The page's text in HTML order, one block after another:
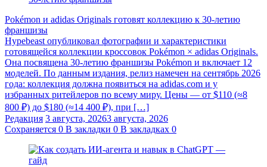
Pokémon и adidas Originals готовят коллекцию к 30-летию
франшизы
Hypebeast опубликовал фотографии и характеристики
готовящейся коллекции кроссовок Pokémon × adidas Originals.
Она посвящена 30-летию франшизы Pokémon и включает 12
моделей. По данным издания, релиз намечен на сентябрь 2026
года: коллекция должна появиться на adidas.com и у
избранных ритейлеров по всему миру. Цены — от $110 (≈8
800 ₽) до $180 (≈14 400 ₽), при […]
Редакция 3 августа, 20263 августа, 2026
Сохраняется 0 В закладки 0 В закладках 0